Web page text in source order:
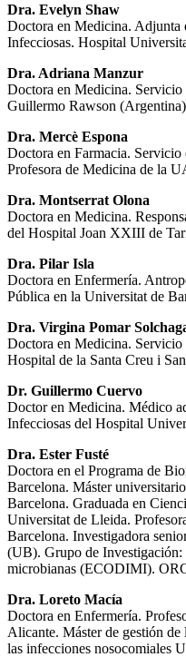
Dra. Evelyn Shaw
Doctora en Medicina. Adjunta
Infecciosas. Hospital
Dra. Adriana Manzur
Doctora en Medicina.
Guillermo Rawson
Dra. Mercè Espona
Doctora en Farmacia.
Profesora de Medicina de la
Dra. Montserrat Olona
Doctora en Medicina.
del Hospital Joan XXIII de
Dra. Pilar Isla
Doctora en Enfermería.
Pública en la Universitat de
Dra. Virgina Pomar
Doctora en Medicina. Servicio
Hospital de la Santa Creu i
Dr. Guillermo Cuervo
Doctor en Medicina. Médico
Infecciosas del Hospital
Dra. Ester Fusté
Doctora en el Programa de
Barcelona. Máster
Barcelona. Graduada en
Universitat de Lleida.
Barcelona. Investigadora
(UB). Grupo de Investigación:
microbianas (ECODIMI).
Dra. Loreto Macía
Doctora en Enfermería.
Alicante. Máster de gestión
las infecciones nosocomiales